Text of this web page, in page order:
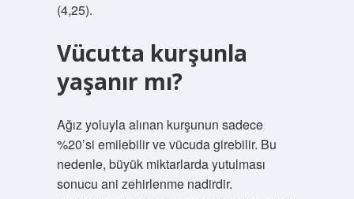
(4,25).
Vücutta kurşunla
yaşanır mı?
Ağız yoluyla alınan kurşunun sadece
%20’si emilebilir ve vücuda girebilir. Bu
nedenle, büyük miktarlarda yutulması
sonucu ani zehirlenme nadirdir.